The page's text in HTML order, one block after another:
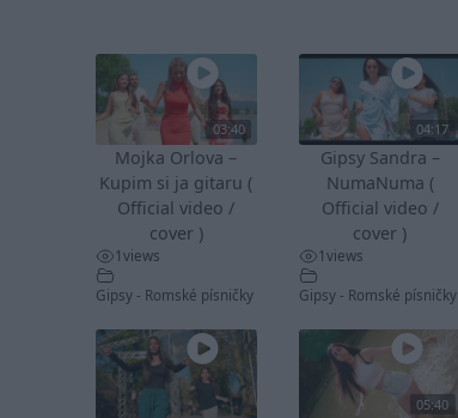
03:40
Mojka Orlova –
Kupim si ja gitaru (
Official video /
cover )
1views
Gipsy - Romské písničky
04:17
Gipsy Sandra –
NumaNuma (
Official video /
cover )
1views
Gipsy - Romské písničky
05:40